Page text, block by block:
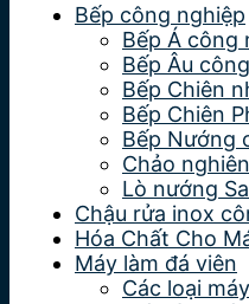
Bếp công nghiệp
Bếp Á công
Bếp Âu
Bếp Chiên
Bếp Chiên
Bếp Nướng
Chảo
Lò nướng
Chậu rửa inox
Hóa Chất Cho
Máy làm đá viên
Các loại